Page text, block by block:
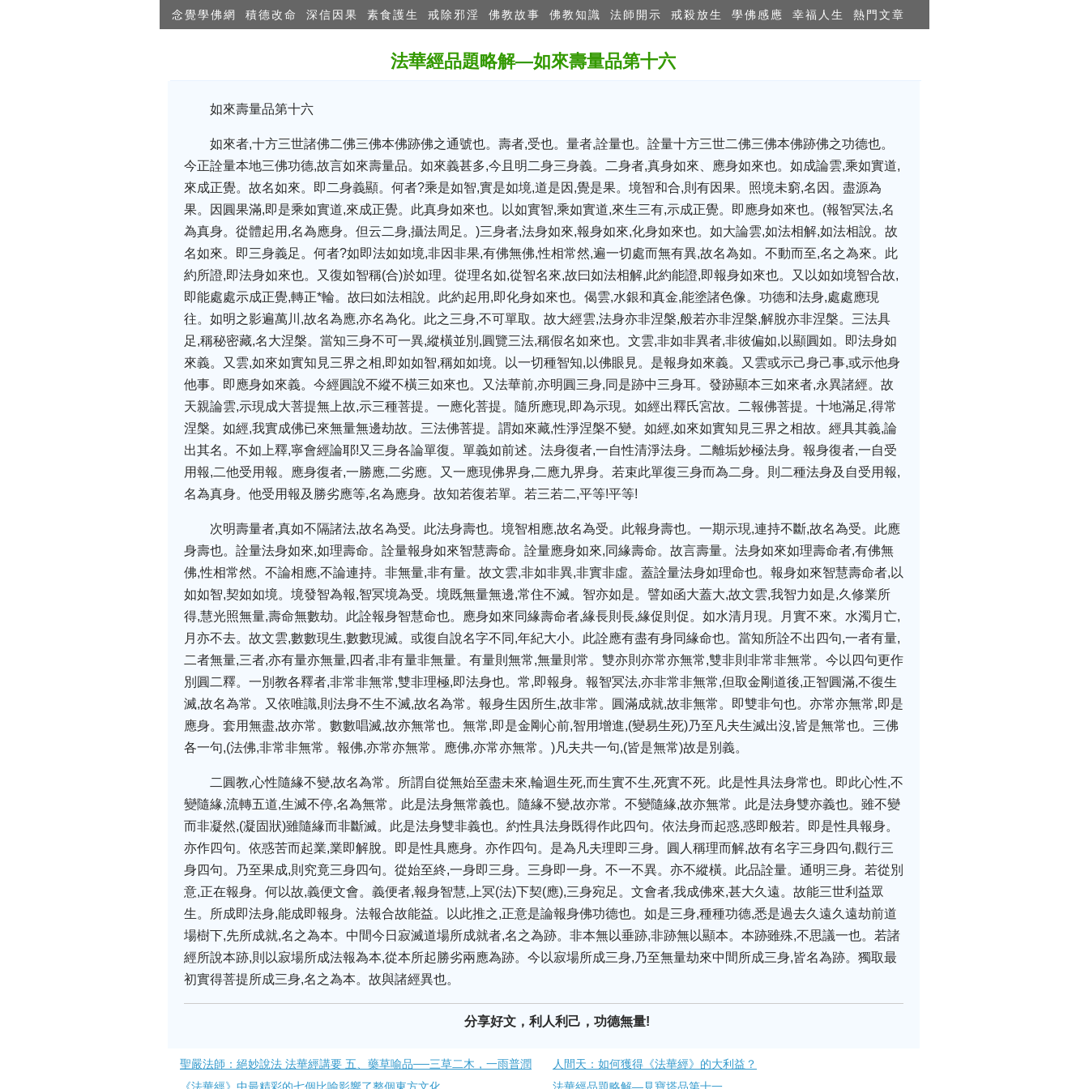
念覺學佛網 積德改命 深信因果 素食護生 戒除邪淫 佛教故事 佛教知識 法師開示 戒殺放生 學佛感應 幸福人生 熱門文章
法華經品題略解—如來壽量品第十六
如來壽量品第十六
如來者,十方三世諸佛二佛三佛本佛跡佛之通號也。壽者,受也。量者,詮量也。詮量十方三世二佛三佛本佛跡佛之功德也。
今正詮量本地三佛功德,故言如來壽量品。如來義甚多,今且明二身三身義。二身者,真身如來、應身如來也。如成論雲,乘如實道,
來成正覺。故名如來。即二身義顯。何者?乘是如智,實是如境,道是因,覺是果。境智和合,則有因果。照境未窮,名因。盡源為
果。因圓果滿,即是乘如實道,來成正覺。此真身如來也。以如實智,乘如實道,來生三有,示成正覺。即應身如來也。(報智冥法,名
為真身。從體起用,名為應身。但云二身,攝法周足。)三身者,法身如來,報身如來,化身如來也。如大論雲,如法相解,如法相說。故
名如來。即三身義足。何者?如即法如如境,非因非果,有佛無佛,性相常然,遍一切處而無有異,故名為如。不動而至,名之為來。此
約所證,即法身如來也。又復如智稱(合)於如理。從理名如,從智名來,故曰如法相解,此約能證,即報身如來也。又以如如境智合故,
即能處處示成正覺,轉正*輪。故曰如法相說。此約起用,即化身如來也。偈雲,水銀和真金,能塗諸色像。功德和法身,處處應現
往。如明之影遍萬川,故名為應,亦名為化。此之三身,不可單取。故大經雲,法身亦非涅槃,般若亦非涅槃,解脫亦非涅槃。三法具
足,稱秘密藏,名大涅槃。當知三身不可一異,縱橫並別,圓覽三法,稱假名如來也。文雲,非如非異者,非彼偏如,以顯圓如。即法身如
來義。又雲,如來如實知見三界之相,即如如智,稱如如境。以一切種智知,以佛眼見。是報身如來義。又雲或示己身己事,或示他身
他事。即應身如來義。今經圓說不縱不橫三如來也。又法華前,亦明圓三身,同是跡中三身耳。發跡顯本三如來者,永異諸經。故
天親論雲,示現成大菩提無上故,示三種菩提。一應化菩提。隨所應現,即為示現。如經出釋氏宮故。二報佛菩提。十地滿足,得常
涅槃。如經,我實成佛已來無量無邊劫故。三法佛菩提。謂如來藏,性淨涅槃不變。如經,如來如實知見三界之相故。經具其義,論
出其名。不如上釋,寧會經論耶!又三身各論單復。單義如前述。法身復者,一自性清淨法身。二離垢妙極法身。報身復者,一自受
用報,二他受用報。應身復者,一勝應,二劣應。又一應現佛界身,二應九界身。若束此單復三身而為二身。則二種法身及自受用報,
名為真身。他受用報及勝劣應等,名為應身。故知若復若單。若三若二,平等!平等!
次明壽量者,真如不隔諸法,故名為受。此法身壽也。境智相應,故名為受。此報身壽也。一期示現,連持不斷,故名為受。此應
身壽也。詮量法身如來,如理壽命。詮量報身如來智慧壽命。詮量應身如來,同緣壽命。故言壽量。法身如來如理壽命者,有佛無
佛,性相常然。不論相應,不論連持。非無量,非有量。故文雲,非如非異,非實非虛。蓋詮量法身如理命也。報身如來智慧壽命者,以
如如智,契如如境。境發智為報,智冥境為受。境既無量無邊,常住不滅。智亦如是。譬如函大蓋大,故文雲,我智力如是,久修業所
得,慧光照無量,壽命無數劫。此詮報身智慧命也。應身如來同緣壽命者,緣長則長,緣促則促。如水清月現。月實不來。水濁月亡,
月亦不去。故文雲,數數現生,數數現滅。或復自說名字不同,年紀大小。此詮應有盡有身同緣命也。當知所詮不出四句,一者有量,
二者無量,三者,亦有量亦無量,四者,非有量非無量。有量則無常,無量則常。雙亦則亦常亦無常,雙非則非常非無常。今以四句更作
別圓二釋。一別教各釋者,非常非無常,雙非理極,即法身也。常,即報身。報智冥法,亦非常非無常,但取金剛道後,正智圓滿,不復生
滅,故名為常。又依唯識,則法身不生不滅,故名為常。報身生因所生,故非常。圓滿成就,故非無常。即雙非句也。亦常亦無常,即是
應身。套用無盡,故亦常。數數唱滅,故亦無常也。無常,即是金剛心前,智用增進,(變易生死)乃至凡夫生滅出沒,皆是無常也。三佛
各一句,(法佛,非常非無常。報佛,亦常亦無常。應佛,亦常亦無常。)凡夫共一句,(皆是無常)故是別義。
二圓教,心性隨緣不變,故名為常。所謂自從無始至盡未來,輪迴生死,而生實不生,死實不死。此是性具法身常也。即此心性,不
變隨緣,流轉五道,生滅不停,名為無常。此是法身無常義也。隨緣不變,故亦常。不變隨緣,故亦無常。此是法身雙亦義也。雖不變
而非凝然,(凝固狀)雖隨緣而非斷滅。此是法身雙非義也。約性具法身既得作此四句。依法身而起惑,惑即般若。即是性具報身。
亦作四句。依惑苦而起業,業即解脫。即是性具應身。亦作四句。是為凡夫理即三身。圓人稱理而解,故有名字三身四句,觀行三
身四句。乃至果成,則究竟三身四句。從始至終,一身即三身。三身即一身。不一不異。亦不縱橫。此品詮量。通明三身。若從別
意,正在報身。何以故,義便文會。義便者,報身智慧,上冥(法)下契(應),三身宛足。文會者,我成佛來,甚大久遠。故能三世利益眾
生。所成即法身,能成即報身。法報合故能益。以此推之,正意是論報身佛功德也。如是三身,種種功德,悉是過去久遠久遠劫前道
場樹下,先所成就,名之為本。中間今日寂滅道場所成就者,名之為跡。非本無以垂跡,非跡無以顯本。本跡雖殊,不思議一也。若諸
經所說本跡,則以寂場所成法報為本,從本所起勝劣兩應為跡。今以寂場所成三身,乃至無量劫來中間所成三身,皆名為跡。獨取最
初實得菩提所成三身,名之為本。故與諸經異也。
分享好文，利人利己，功德無量!
聖嚴法師：絕妙說法 法華經講要 五、藥草喻品──三草二木，一雨普潤
人間天：如何獲得《法華經》的大利益？